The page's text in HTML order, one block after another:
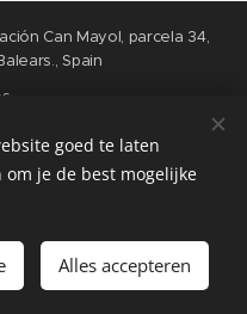
cesta
Can Mayol, parcela 34,
Spain
Español Français
goed te laten
je de best mogelijke
Alles accepteren